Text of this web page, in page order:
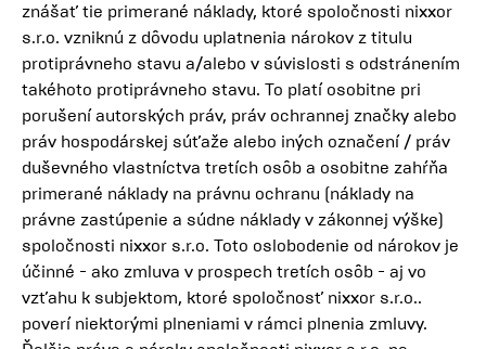
znášať tie primerané náklady, ktoré spoločnosti nixxor
s.r.o. vzniknú z dôvodu uplatnenia nárokov z titulu
protiprávneho stavu a/alebo v súvislosti s odstránením
takéhoto protiprávneho stavu. To platí osobitne pri
porušení autorských práv, práv ochrannej značky alebo
práv hospodárskej súťaže alebo iných označení / práv
duševného vlastníctva tretích osôb a osobitne zahŕňa
primerané náklady na právnu ochranu (náklady na
právne zastúpenie a súdne náklady v zákonnej výške)
spoločnosti nixxor s.r.o. Toto oslobodenie od nárokov je
účinné - ako zmluva v prospech tretích osôb - aj vo
vzťahu k subjektom, ktoré spoločnosť nixxor s.r.o..
poverí niektorými plneniami v rámci plnenia zmluvy.